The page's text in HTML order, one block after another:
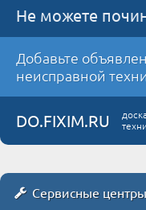
Не можете
Добавьте
неисправной
DO.FIXIM.RU
Сервисные